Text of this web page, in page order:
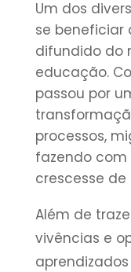
Um dos
se beneficiar
difundido do
educação.
passou por
processos,
fazendo
crescesse
Além de
vivências e